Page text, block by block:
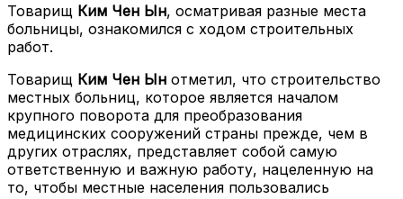
Товарищ Ким Чен Ын, осматривая разные места
больницы, ознакомился с ходом строительных
работ.
Товарищ Ким Чен Ын отметил, что строительство
местных больниц, которое является началом
крупного поворота для преобразования
медицинских сооружений страны прежде, чем в
других отраслях, представляет собой самую
ответственную и важную работу, нацеленную на
то, чтобы местные населения пользовались